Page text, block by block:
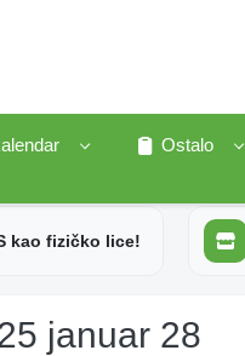
Ostalo
kao fizičko lice!
januar 28